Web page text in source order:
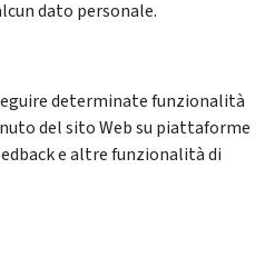
dato personale.
determinate funzionalità
del sito Web su piattaforme
e altre funzionalità di